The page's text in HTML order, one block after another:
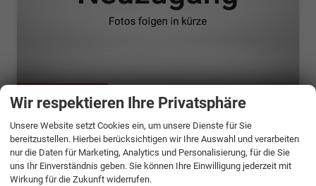
ab 1136,– € mtl.
Skoda Kodiaq
Sportline (Sportline) 2.0 TDI 142kW (193 PS) 7-Gang DSG 4x4
unverbindliche Lieferzeit:6 Wochen Neuwagen
Wir respektieren Ihre Privatsphäre
Unsere Website setzt Cookies ein, um unsere Dienste für Sie
bereitzustellen. Hierbei berücksichtigen wir Ihre Auswahl und verarbeiten
nur die Daten für Marketing, Analytics und Personalisierung, für die Sie
uns Ihr Einverständnis geben. Sie können Ihre Einwilligung jederzeit mit
Wirkung für die Zukunft widerrufen.